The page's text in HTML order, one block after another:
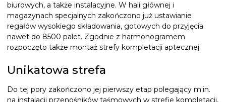
biurowych, a także instalacyjne. W hali głównej i
magazynach specjalnych zakończono już ustawianie
regałów wysokiego składowania, gotowych do przyjęcia
nawet do 8500 palet. Zgodnie z harmonogramem
rozpoczęto także montaż strefy kompletacji aptecznej.
Unikatowa strefa
Do tej pory zakończono jej pierwszy etap polegający m.in.
na instalacji przenośników taśmowych w strefie kompletacji,